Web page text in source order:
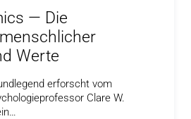
— Die
Werte
erforscht vom
Clare W.